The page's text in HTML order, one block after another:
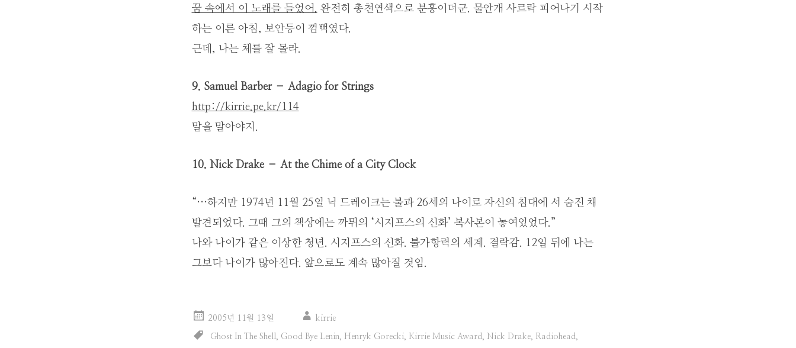
꿈 속에서 이 노래를 들었어. 완전히 총천연색으로 분홍이더군. 물안개 사르락 피어나기 시작
하는 이른 아침, 보안등이 껌뻑였다.
근데, 나는 체를 잘 몰라.
9. Samuel Barber – Adagio for Strings
http://kirrie.pe.kr/114
말을 말아야지.
10. Nick Drake – At the Chime of a City Clock
“…하지만 1974년 11월 25일 닉 드레이크는 불과 26세의 나이로 자신의 침대에 서 숨진 채
발견되었다. 그때 그의 책상에는 까뮈의 ‘시지프스의 신화’ 복사본이 놓여있었다.”
나와 나이가 같은 이상한 청년. 시지프스의 신화. 불가항력의 세계. 결락감. 12일 뒤에 나는
그보다 나이가 많아진다. 앞으로도 계속 많아질 것임.
2005년 11월 13일 kirrie
Ghost In The Shell Good Bye Lenin Henryk Gorecki Kirrie Music Award Nick Drake, Radiohead